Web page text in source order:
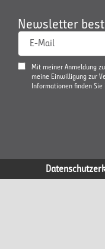
Newsletter
E-Mail
Mit meiner Anmeldung
meine Einwilligung zur
Informationen finden Sie